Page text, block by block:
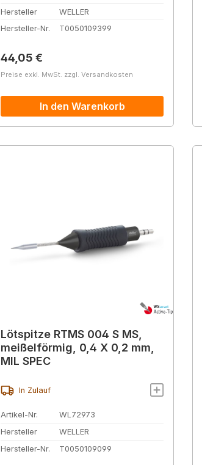
Hersteller
WELLER
Hersteller-Nr.
T0050109399
Regulärer Preis:
44,05 €
Preise exkl. MwSt. zzgl. Versandkosten
In den Warenkorb
Lötspitze RTMS 004 S MS,
meißelförmig, 0,4 X 0,2 mm,
MIL SPEC
In Zulauf
Artikel-Nr.
WL72973
Hersteller
WELLER
Hersteller-Nr.
T0050109099